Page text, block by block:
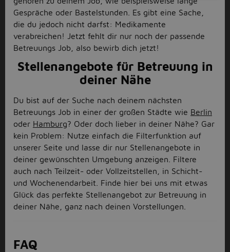
Gespräche oder Bastelstunden. Es gibt eine Sache,
die du jedoch nicht darfst: Medikamente
verabreichen! Jetzt fehlt dir nur noch der passende
Betreuungs Job, also bewirb dich jetzt!
Stellenangebote für Betreuung in
deiner Nähe
Du bist auf der Suche nach deinem nächsten
Betreuungs Job in einer der großen Städte wie Berlin
oder Hamburg? Oder doch lieber in deiner Nähe? Gar
kein Problem: Nutze einfach die Filterfunktion auf
unserer Seite und lasse dir nur Stellenangebote in
deiner gewünschten Umgebung anzeigen. Filtere
auch nach Teilzeit- oder Vollzeitstellen, in Schicht-
und Wochenendarbeit. Finde hier bei uns mit etwas
Glück das perfekte Stellenangebot zur Betreuung in
deiner Nähe, ganz nach deinen Vorstellungen.
FAQ